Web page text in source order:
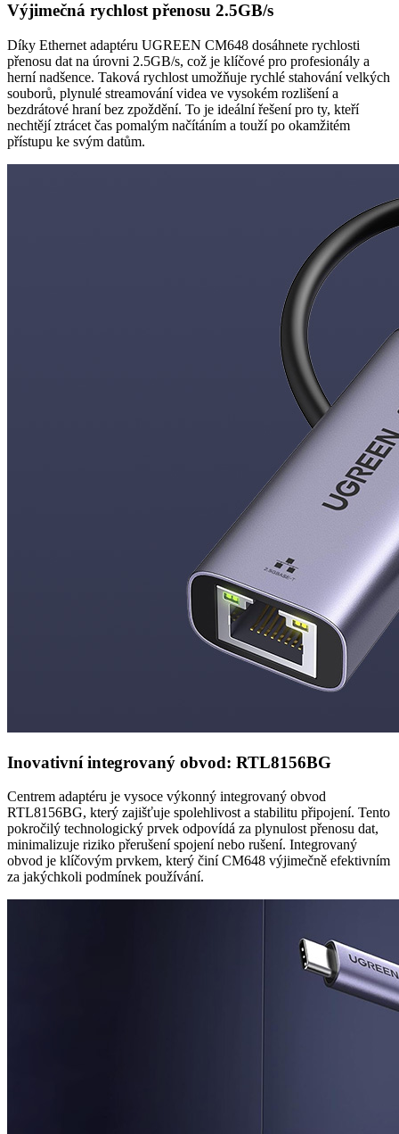
Výjimečná rychlost přenosu 2.5GB/s
Díky Ethernet adaptéru UGREEN CM648 dosáhnete rychlosti
přenosu dat na úrovni 2.5GB/s, což je klíčové pro profesionály a
herní nadšence. Taková rychlost umožňuje rychlé stahování velkých
souborů, plynulé streamování videa ve vysokém rozlišení a
bezdrátové hraní bez zpoždění. To je ideální řešení pro ty, kteří
nechtějí ztrácet čas pomalým načítáním a touží po okamžitém
přístupu ke svým datům.
Inovativní integrovaný obvod: RTL8156BG
Centrem adaptéru je vysoce výkonný integrovaný obvod
RTL8156BG, který zajišťuje spolehlivost a stabilitu připojení. Tento
pokročilý technologický prvek odpovídá za plynulost přenosu dat,
minimalizuje riziko přerušení spojení nebo rušení. Integrovaný
obvod je klíčovým prvkem, který činí CM648 výjimečně efektivním
za jakýchkoli podmínek používání.